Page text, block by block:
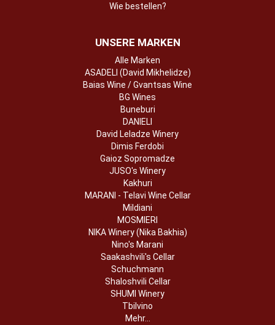
Wie bestellen?
UNSERE MARKEN
Alle Marken
ASADELI (David Mikhelidze)
Baias Wine / Gvantsas Wine
BG Wines
Buneburi
DANIELI
David Leladze Winery
Dimis Ferdobi
Gaioz Sopromadze
JUSO's Winery
Kakhuri
MARANI - Telavi Wine Cellar
Mildiani
MOSMIERI
NIKA Winery (Nika Bakhia)
Nino's Marani
Saakashvili's Cellar
Schuchmann
Shaloshvili Cellar
SHUMI Winery
Tbilvino
Mehr...